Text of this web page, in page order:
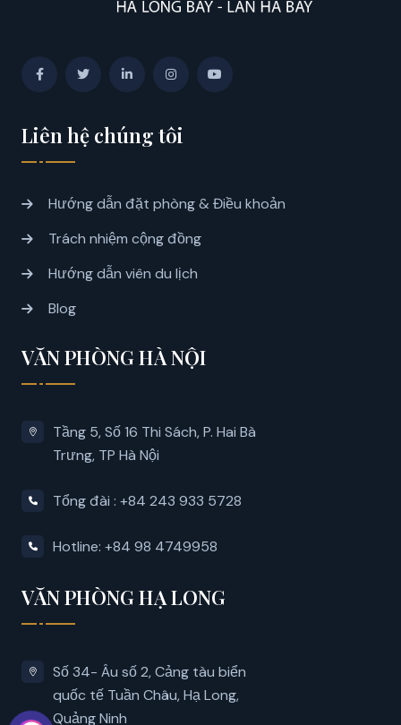
Liên hệ chúng tôi
Hướng dẫn đặt phòng & Điều khoản
Trách nhiệm cộng đồng
Hướng dẫn viên du lịch
Blog
VĂN PHÒNG HÀ NỘI
Tầng 5, Số 16 Thi Sách, P. Hai Bà
Trưng, ​​TP Hà Nội
Tổng đài : +84 243 933 5728
Hotline: +84 98 4749958
VĂN PHÒNG HẠ LONG
Số 34- Âu số 2, Cảng tàu biển
quốc tế Tuần Châu, Hạ Long,
Quảng Ninh